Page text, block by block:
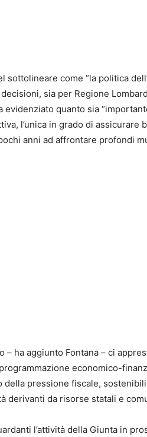
come “la politica
sia per Regione
evidenziato quanto sia
l’unica in grado di assicurare
anni ad affrontare profondi
– ha aggiunto Fontana – ci
economico-
pressione fiscale,
derivanti da risorse statali e
l’attività della Giunta in